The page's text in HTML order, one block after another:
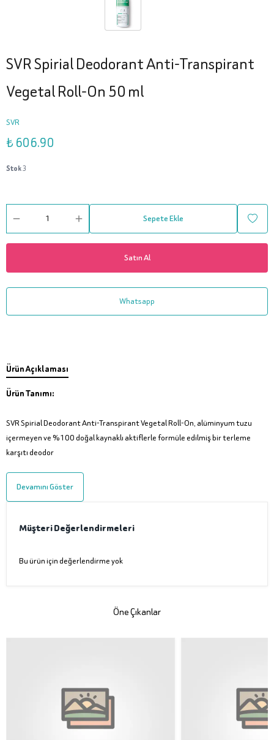
SVR Spirial Deodorant Anti-Transpirant
Vegetal Roll-On 50 ml
SVR
₺ 606.90
Stok3
Sepete Ekle
Satın Al
Whatsapp
Ürün Açıklaması
Ürün Tanımı:
SVR Spirial Deodorant Anti-Transpirant Vegetal Roll-On, alüminyum tuzu
içermeyen ve %100 doğal kaynaklı aktiflerle formüle edilmiş bir terleme
karşıtı deodor
Devamını Göster
Müşteri Değerlendirmeleri
Bu ürün için değerlendirme yok
Öne Çıkanlar